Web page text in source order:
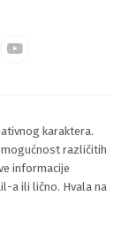
karaktera.
različitih
informacije
a ili lično. Hvala na